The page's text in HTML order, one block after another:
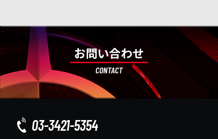
お問い合わせ
CONTACT
03-3421-5354